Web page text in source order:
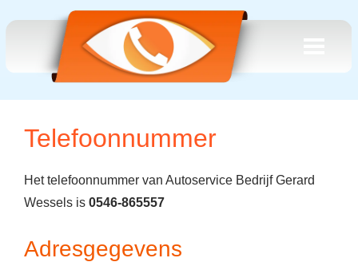
Telefoonnummer
Het telefoonnummer van Autoservice Bedrijf Gerard
Wessels is 0546-865557
Adresgegevens